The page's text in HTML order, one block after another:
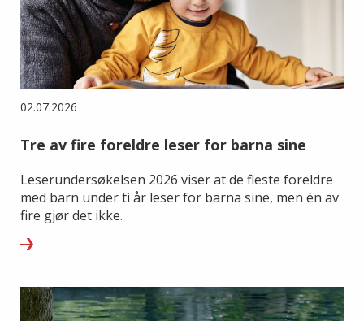
02.07.2026
Tre av fire foreldre leser for barna sine
Leserundersøkelsen 2026 viser at de fleste foreldre
med barn under ti år leser for barna sine, men én av
fire gjør det ikke.